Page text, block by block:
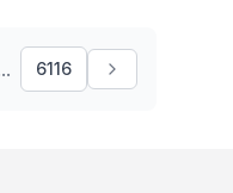
6116